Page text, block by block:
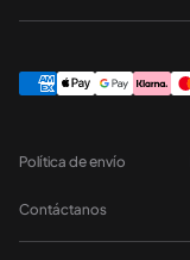
Política de envío
Contáctanos